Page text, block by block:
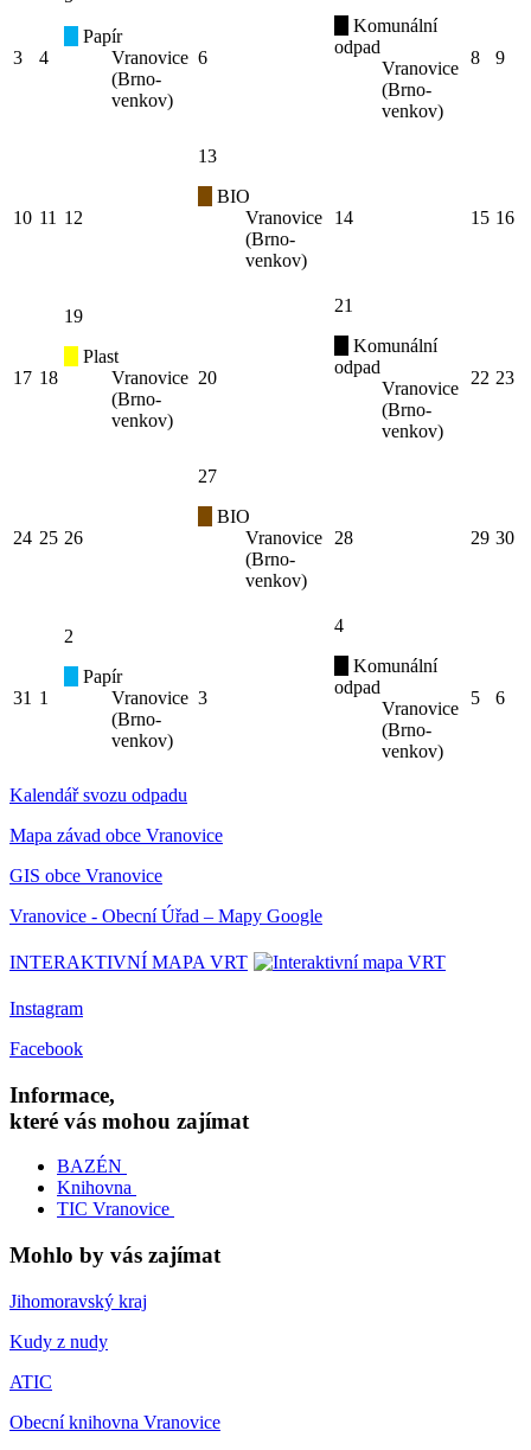
3 4
Papír
Vranovice
(Brno-
venkov)
6
Komunální
odpad
Vranovice
(Brno-
venkov)
8 9
10 11 12
13
BIO
Vranovice
(Brno-
venkov)
14 15 16
17 18
19
Plast
Vranovice
(Brno-
venkov)
20
21
Komunální
odpad
Vranovice
(Brno-
venkov)
22 23
24 25 26
27
BIO
Vranovice
(Brno-
venkov)
28 29 30
31 1
2
Papír
Vranovice
(Brno-
venkov)
3
4
Komunální
odpad
Vranovice
(Brno-
venkov)
5 6
Kalendář svozu odpadu
Mapa závad obce Vranovice
GIS obce Vranovice
Vranovice - Obecní Úřad – Mapy Google
INTERAKTIVNÍ MAPA VRT
Instagram
Facebook
Informace,
které vás mohou zajímat
BAZÉN
Knihovna
TIC Vranovice
Mohlo by vás zajímat
Jihomoravský kraj
Kudy z nudy
ATIC
Obecní knihovna Vranovice